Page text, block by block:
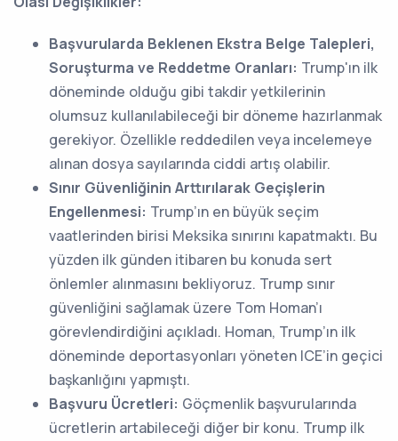
Başvurularda Beklenen Ekstra Belge Talepleri,
Soruşturma ve Reddetme Oranları: Trump'ın ilk
döneminde olduğu gibi takdir yetkilerinin
olumsuz kullanılabileceği bir döneme hazırlanmak
gerekiyor. Özellikle reddedilen veya incelemeye
alınan dosya sayılarında ciddi artış olabilir.
Sınır Güvenliğinin Arttırılarak Geçişlerin
Engellenmesi: Trump’ın en büyük seçim
vaatlerinden birisi Meksika sınırını kapatmaktı. Bu
yüzden ilk günden itibaren bu konuda sert
önlemler alınmasını bekliyoruz. Trump sınır
güvenliğini sağlamak üzere Tom Homan’ı
görevlendirdiğini açıkladı. Homan, Trump’ın ilk
döneminde deportasyonları yöneten ICE’in geçici
başkanlığını yapmıştı.
Başvuru Ücretleri: Göçmenlik başvurularında
ücretlerin artabileceği diğer bir konu. Trump ilk